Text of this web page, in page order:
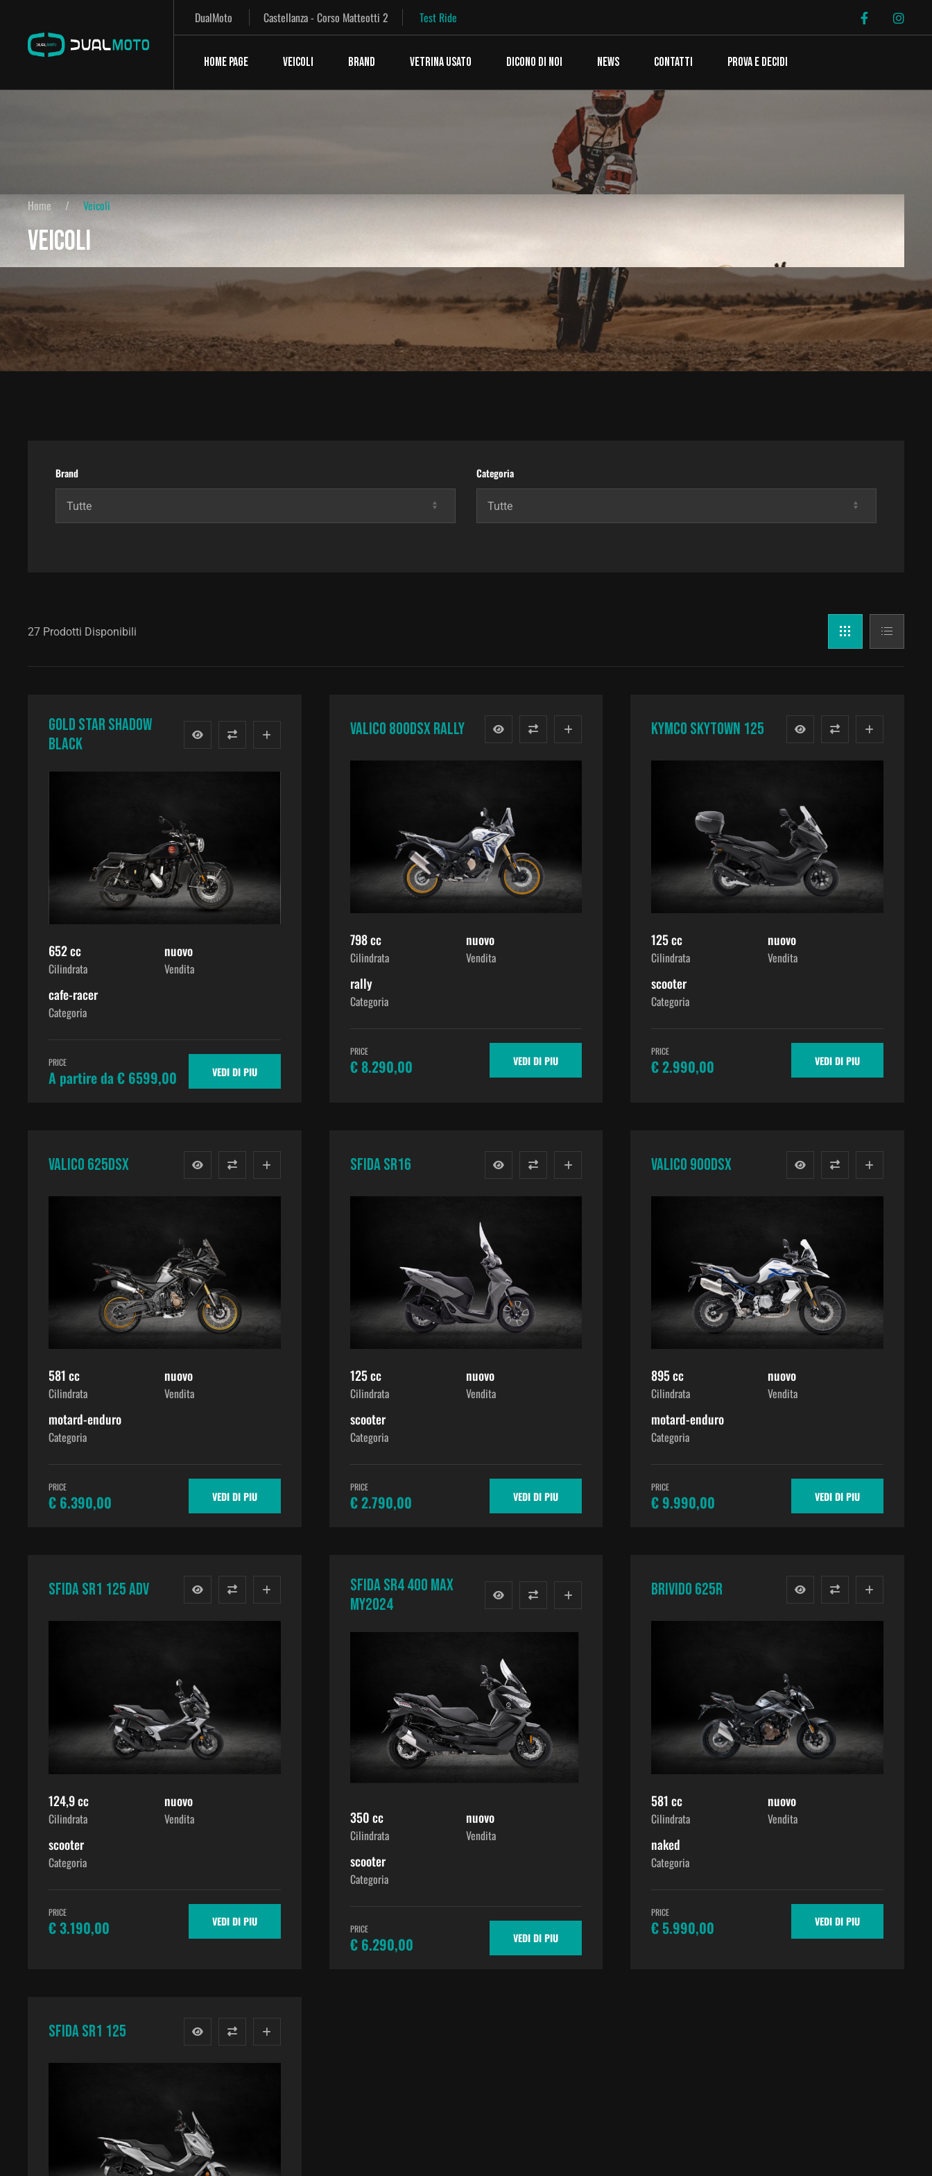
DualMoto Castellanza - Corso Matteotti 2 Test Ride
HOME PAGE VEICOLI BRAND VETRINA USATO DICONO DI NOI NEWS CONTATTI PROVA E DECIDI
Home Veicoli
VEICOLI
Brand Categoria
27 Prodotti Disponibili
GOLD STAR Shadow
black
652 cc
Cilindrata
nuovo
Vendita
cafe-racer
Categoria
PRICE
A partire da € 6599,00 VEDI DI PIU
VALICO 800DSX RALLY
798 cc
Cilindrata
nuovo
Vendita
rally
Categoria
PRICE
€ 8.290,00 VEDI DI PIU
KYMCO SKYTOWN 125
125 cc
Cilindrata
nuovo
Vendita
scooter
Categoria
PRICE
€ 2.990,00 VEDI DI PIU
VALICO 625DSX
581 cc
Cilindrata
nuovo
Vendita
motard-enduro
Categoria
PRICE
€ 6.390,00 VEDI DI PIU
SFIDA SR16
125 cc
Cilindrata
nuovo
Vendita
scooter
Categoria
PRICE
€ 2.790,00 VEDI DI PIU
VALICO 900DSX
895 cc
Cilindrata
nuovo
Vendita
motard-enduro
Categoria
PRICE
€ 9.990,00 VEDI DI PIU
SFIDA SR1 125 ADV
124,9 cc
Cilindrata
nuovo
Vendita
scooter
Categoria
PRICE
€ 3.190,00 VEDI DI PIU
SFIDA SR4 400 MAX
MY2024
350 cc
Cilindrata
nuovo
Vendita
scooter
Categoria
PRICE
€ 6.290,00 VEDI DI PIU
BRIVIDO 625R
581 cc
Cilindrata
nuovo
Vendita
naked
Categoria
PRICE
€ 5.990,00 VEDI DI PIU
SFIDA SR1 125